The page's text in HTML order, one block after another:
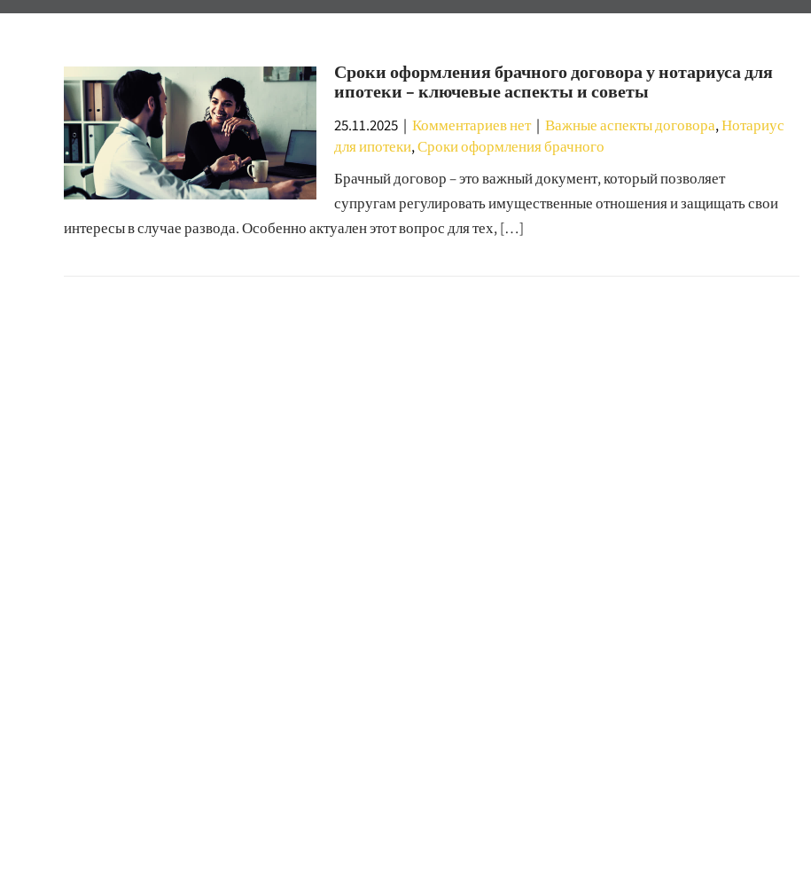
Сроки оформления брачного договора у нотариуса для
ипотеки – ключевые аспекты и советы
25.11.2025 |Комментариев нет |Важные аспекты договора,Нотариус
для ипотеки,Сроки оформления брачного
Брачный договор – это важный документ, который позволяет
супругам регулировать имущественные отношения и защищать свои
интересы в случае развода. Особенно актуален этот вопрос для тех, […]